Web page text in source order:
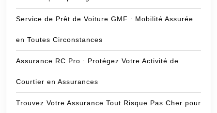
Service de Prêt de Voiture GMF : Mobilité Assurée
en Toutes Circonstances
Assurance RC Pro : Protégez Votre Activité de
Courtier en Assurances
Trouvez Votre Assurance Tout Risque Pas Cher pour